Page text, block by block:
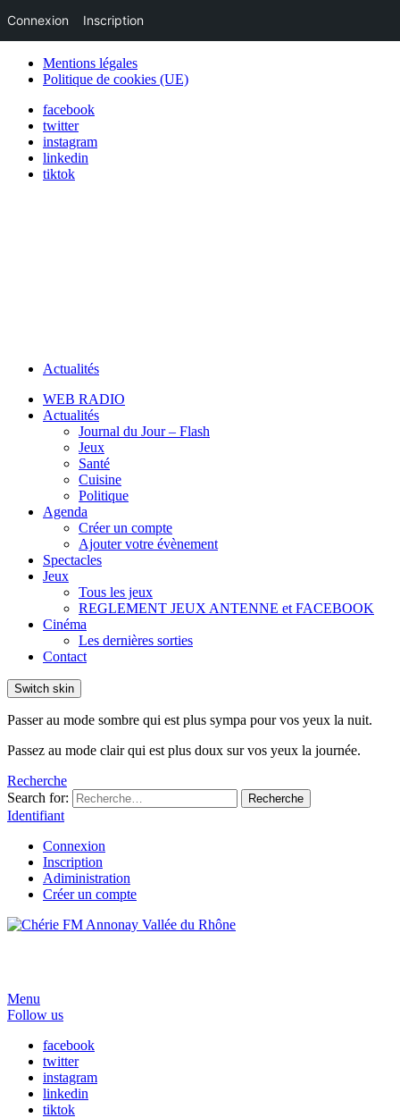
Mentions légales
Politique de cookies (UE)
facebook
twitter
instagram
linkedin
tiktok
Actualités
WEB RADIO
Actualités
Journal du Jour – Flash
Jeux
Santé
Cuisine
Politique
Agenda
Créer un compte
Ajouter votre évènement
Spectacles
Jeux
Tous les jeux
REGLEMENT JEUX ANTENNE et FACEBOOK
Cinéma
Les dernières sorties
Contact
Switch skin
Passer au mode sombre qui est plus sympa pour vos yeux la nuit.
Passez au mode clair qui est plus doux sur vos yeux la journée.
Recherche
Search for:
Recherche
Identifiant
Connexion
Inscription
Adiministration
Créer un compte
Menu
Follow us
facebook
twitter
instagram
linkedin
tiktok
Connexion Inscription